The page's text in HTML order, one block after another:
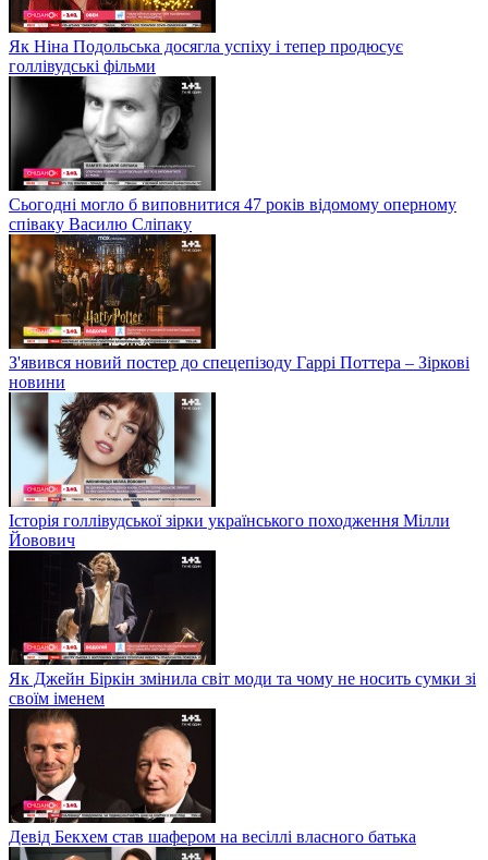
Як Ніна Подольська досягла успіху і тепер продюсує
голлівудські фільми
Сьогодні могло б виповнитися 47 років відомому оперному
співаку Василю Сліпаку
З'явився новий постер до спецепізоду Гаррі Поттера – Зіркові
новини
Історія голлівудської зірки українського походження Мілли
Йовович
Як Джейн Біркін змінила світ моди та чому не носить сумки зі
своїм іменем
Девід Бекхем став шафером на весіллі власного батька